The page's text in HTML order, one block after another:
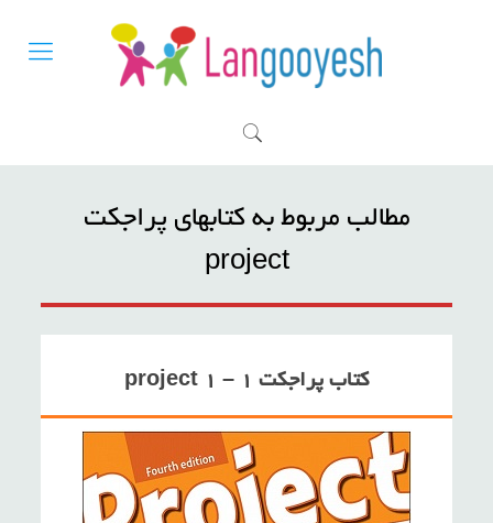
مطالب مربوط به کتابهای پراجکت
project
کتاب پراجکت ۱ – project 1